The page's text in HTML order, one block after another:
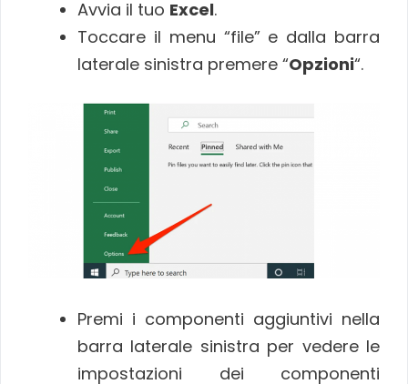
Avvia il tuo Excel.
Toccare il menu “file” e dalla barra
laterale sinistra premere “Opzioni“.
Premi i componenti aggiuntivi nella
barra laterale sinistra per vedere le
impostazioni dei componenti